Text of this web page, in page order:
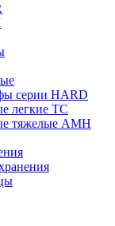
серии HARD
легкие ТС
тяжелые AMH